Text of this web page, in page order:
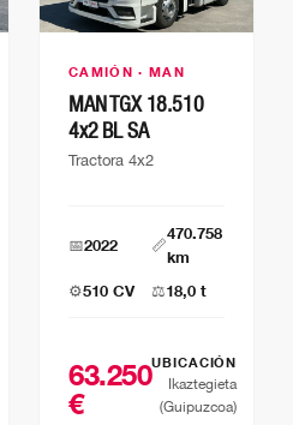
CAMIÓN · MAN
MAN TGX 18.510
4x2 BL SA
Tractora 4x2
📅2022 📏
470.758
km
⚙️510 CV ⚖️18,0 t
63.250
€
UBICACIÓN
Ikaztegieta
(Guipuzcoa)